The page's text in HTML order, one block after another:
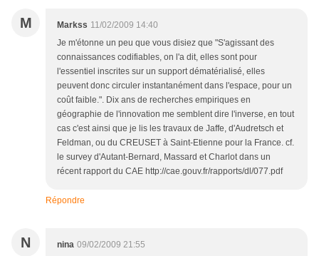
M Markss 11/02/2009 14:40
Je m'étonne un peu que vous disiez que "S'agissant des
connaissances codifiables, on l'a dit, elles sont pour
l'essentiel inscrites sur un support dématérialisé, elles
peuvent donc circuler instantanément dans l'espace, pour un
coût faible.". Dix ans de recherches empiriques en
géographie de l'innovation me semblent dire l'inverse, en tout
cas c'est ainsi que je lis les travaux de Jaffe, d'Audretsch et
Feldman, ou du CREUSET à Saint-Etienne pour la France. cf.
le survey d'Autant-Bernard, Massard et Charlot dans un
récent rapport du CAE http://cae.gouv.fr/rapports/dl/077.pdf
Répondre
N nina 09/02/2009 21:55